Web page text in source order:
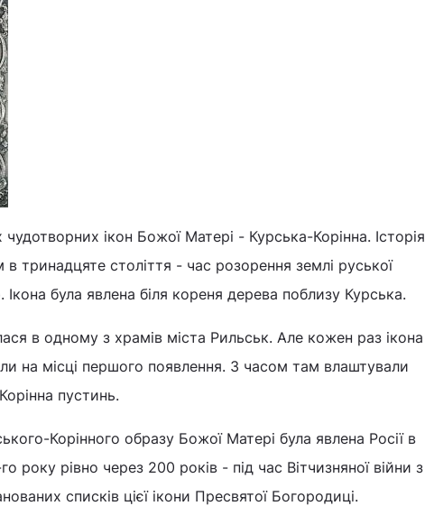
ікон Божої Матері - Курська-Корінна. Історія
в тринадцяте століття - час розорення землі руської
була явлена біля кореня дерева поблизу Курська.
в одному з храмів міста Рильськ. Але кожен раз ікона
на місці першого появлення. З часом там влаштували
пустинь.
Корінного образу Божої Матері була явлена Росії в
року рівно через 200 років - під час Вітчизняної війни з
списків цієї ікони Пресвятої Богородиці.